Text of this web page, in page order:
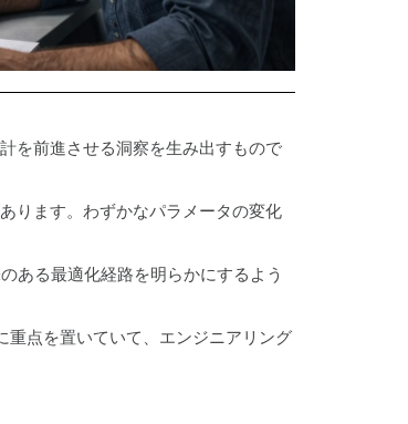
を前進させる洞察を生み出すもので
ります。わずかなパラメータの変化
ある最適化経路を明らかにするよう
重点を置いていて、エンジニアリング